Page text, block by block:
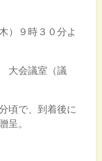
）９時３０分よ
大会議室（議
頃で、到着後に
呈。